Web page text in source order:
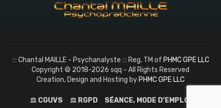
::: Chantal MAILLE - Psychanalyste ::: Reg. TM of PHMC GPE LLC
Copyright © 2018-2026 sqq - All Rights Reserved
Creation, Design and Hosting by PHMC GPE LLC
⚖️ CGUVS ⚖️ RGPD SÉANCE, MODE D’EMPLOI